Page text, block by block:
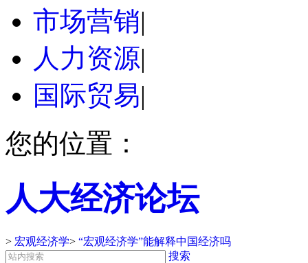
市场营销|
人力资源|
国际贸易|
您的位置：
人大经济论坛
> 宏观经济学> “宏观经济学”能解释中国经济吗
搜索